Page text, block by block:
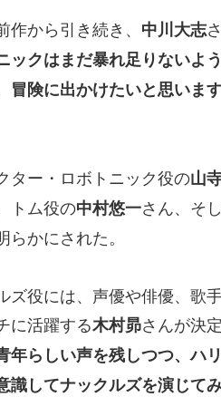
から引き続き、 中川大志
ックはまだ暴れ足りないよ
冒険に出かけたいと思います
ター・ロボトニック役の山
トム役の中村悠一さん、そ
かにされた。
ズ役には、声優や俳優、歌
に活躍する木村昴さんが決定
年らしい声を残しつつ、ハ
識してナックルズを演じてみ